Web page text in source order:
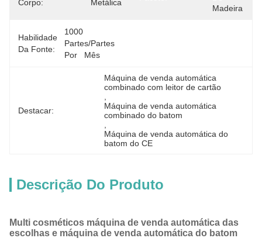
Corpo:
Metálica
Madeira
Habilidade
Da Fonte:
1000
Partes/partes
Por   Mês
Destacar:
Máquina de venda automática
combinado com leitor de cartão
Máquina de venda automática
combinado do batom
Máquina de venda automática do
batom do CE
Descrição Do Produto
Multi cosméticos máquina de venda automática das
escolhas e máquina de venda automática do batom